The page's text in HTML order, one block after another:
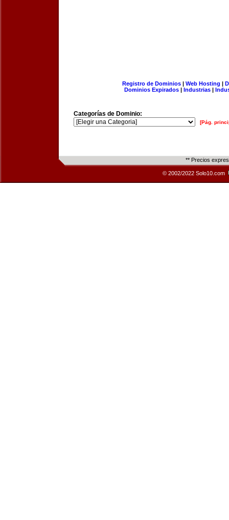
Registro de Dominios| Web Hosting |
Dominios Expirados | Industrias |
Categorías de Dominio:
[Pág.
** Precios
© 2002/2022 Solo10.com